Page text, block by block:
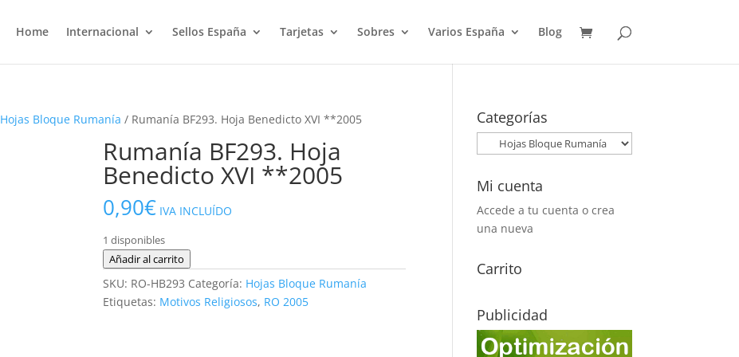
Home Internacional Sellos España Tarjetas Sobres Varios España Blog
Hojas Bloque Rumanía / Rumanía BF293. Hoja Benedicto XVI **2005
Rumanía BF293. Hoja
Benedicto XVI **2005
0,90€ IVA INCLUÍDO
1 disponibles
Rumanía
BF293.
Hoja
Benedicto
Añadir al carrito
SKU: RO-HB293 Categoría: Hojas Bloque Rumanía
Etiquetas: Motivos Religiosos, RO 2005
Categorías
Mi cuenta
Accede a tu cuenta o crea
una nueva
Carrito
Publicidad